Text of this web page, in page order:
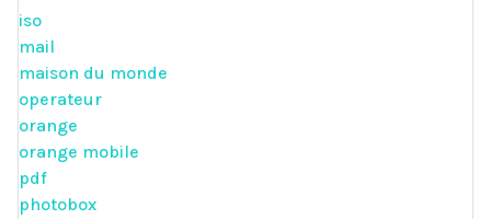
iso
mail
maison du monde
operateur
orange
orange mobile
pdf
photobox